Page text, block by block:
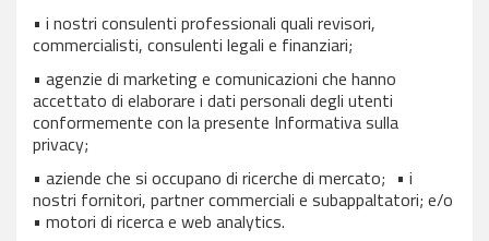
• i nostri consulenti professionali quali revisori,
commercialisti, consulenti legali e finanziari;
• agenzie di marketing e comunicazioni che hanno
accettato di elaborare i dati personali degli utenti
conformemente con la presente Informativa sulla
privacy;
• aziende che si occupano di ricerche di mercato; • i
nostri fornitori, partner commerciali e subappaltatori; e/o
• motori di ricerca e web analytics.